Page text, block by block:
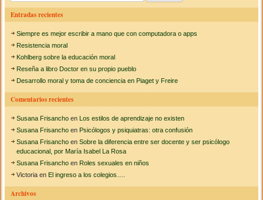
u
c
a
Entradas recientes
Siempre es mejor escribir a mano que con computadora o apps
Resistencia moral
Kohlberg sobre la educación moral
Reseña a libro Doctor en su propio pueblo
Desarrollo moral y toma de conciencia en Piaget y Freire
Comentarios recientes
Susana Frisancho enLos estilos de aprendizaje no existen
Susana Frisancho enPsicólogos y psiquiatras: otra confusión
Susana Frisancho enSobre la diferencia entre ser docente y ser psicólogo
educacional, por María Isabel La Rosa
Susana Frisancho enRoles sexuales en niños
Victoria enEl ingreso a los colegios….
Archivos